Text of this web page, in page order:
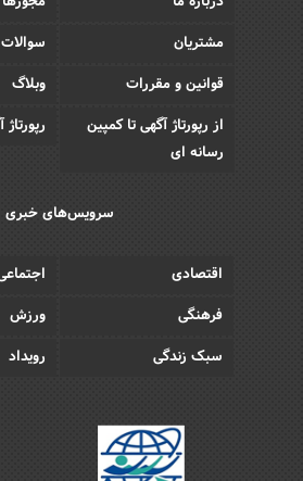
مشتریان
قوانین و مقررات
وبلاگ
از رپورتاژ آگهی تا کمپین
رسانه ای
سرویس‌های خبری
اقتصادی
فرهنگی
ورزش
سبک زندگی
رویداد